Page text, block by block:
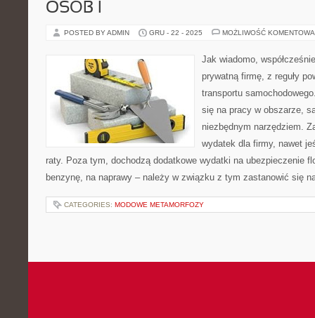
OSÓB I
POSTED BY ADMIN GRU - 22 - 2025 MOŻLIWOŚĆ
Jak wiadomo,
prywatną firmę, z reguły
transportu
się na pracy w obszarze,
niezbędnym narzędziem.
wydatek dla firmy, nawet
raty. Poza tym, dochodzą dodatkowe wydatki na ubezpieczenie
benzynę, na naprawy – należy w związku z tym zastanowić się
CATEGORIES: MODOWE METAMORFOZY